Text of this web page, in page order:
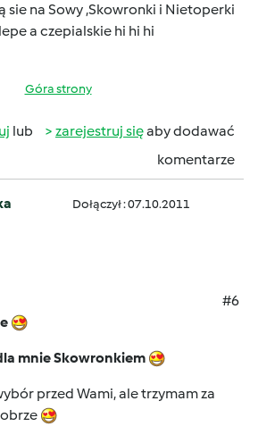
sie na Sowy ,Skowronki i Nietoperki
a czepialskie hi hi hi
Góra strony
lub zarejestruj sięaby dodawać
komentarze
Dołączył : 07.10.2011
#6
mnie Skowronkiem
przed Wami, ale trzymam za